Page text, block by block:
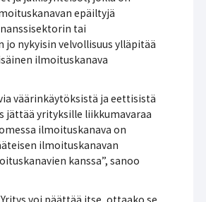
epäiltyjä
tai
nykyisin velvollisuus ylläpitää
ilmoituskanava
väärinkäytöksistä ja eettisistä
jättää yrityksille liikkumavaraa
ilmoituskanava on
ilmoituskanavan
kanssa”, sanoo
voi päättää itse, ottaako se